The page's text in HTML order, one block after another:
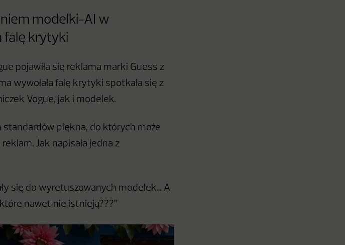
modelki-AI w
falę krytyki
pojawiła się reklama marki Guess z
wywołała falę krytyki spotkała się z
Vogue, jak i modelek.
piękna, do których może
Jak napisała jedna z
się do wyretuszowanych modelek… A
nawet nie istnieją???”